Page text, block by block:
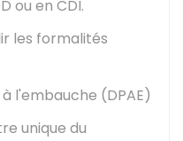
ou en CDI.
les formalités
l'embauche (DPAE)
unique du